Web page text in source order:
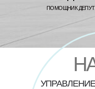
ПОМОЩНИК
УПРАВЛЕНИЕ